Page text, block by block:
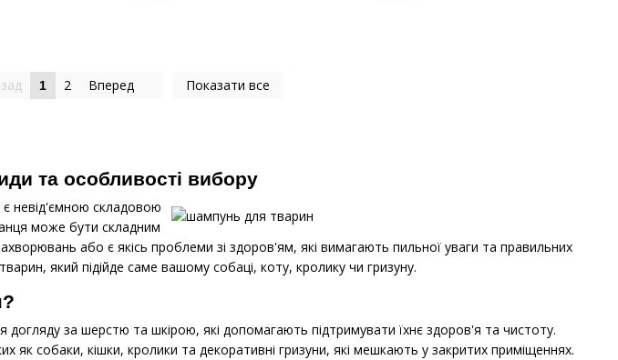
та особливості вибору
невід'ємною складовою
може бути складним
або є якісь проблеми зі здоров'ям, які вимагають пильної уваги та правильних
який підійде саме вашому собаці, коту, кролику чи гризуну.
за шерстю та шкірою, які допомагають підтримувати їхнє здоров'я та чистоту.
як собаки, кішки, кролики та декоративні гризуни, які мешкають у закритих приміщеннях.
1 2 Вперед Показати все